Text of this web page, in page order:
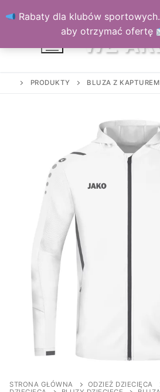
Rabaty dla klubów
aby otrzymać ofertę
do
PRODUKTY BLUZA Z
STRONA GŁÓWNA ODZIEŻ DZIECIĘCA